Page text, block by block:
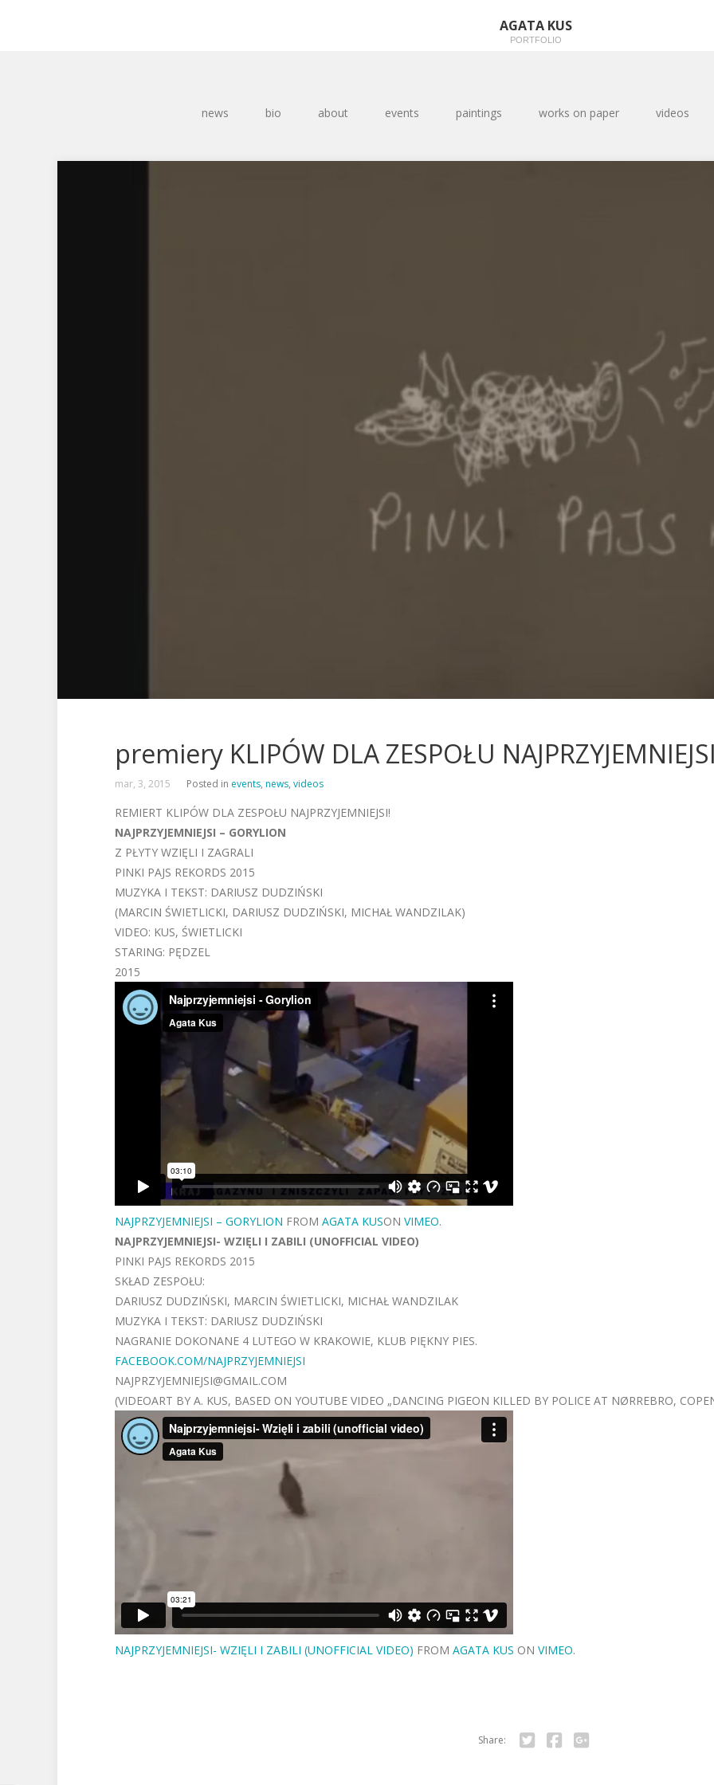
AGATA KUS
PORTFOLIO
news bio about events paintings works on paper videos
premiery KLIPÓW DLA ZESPOŁU
mar, 3, 2015 Posted in events, news, videos
REMIERT KLIPÓW DLA ZESPOŁU NAJPRZYJEMNIEJSI!
NAJPRZYJEMNIEJSI – GORYLION
Z PŁYTY WZIĘLI I ZAGRALI
PINKI PAJS REKORDS 2015
MUZYKA I TEKST: DARIUSZ DUDZIŃSKI
(MARCIN ŚWIETLICKI, DARIUSZ DUDZIŃSKI, MICHAŁ WANDZILAK)
VIDEO: KUS, ŚWIETLICKI
STARING: PĘDZEL
2015
NAJPRZYJEMNIEJSI – GORYLION FROM AGATA KUSON VIMEO.
NAJPRZYJEMNIEJSI- WZIĘLI I ZABILI (UNOFFICIAL VIDEO)
PINKI PAJS REKORDS 2015
SKŁAD ZESPOŁU:
DARIUSZ DUDZIŃSKI, MARCIN ŚWIETLICKI, MICHAŁ WANDZILAK
MUZYKA I TEKST: DARIUSZ DUDZIŃSKI
NAGRANIE DOKONANE 4 LUTEGO W KRAKOWIE, KLUB PIĘKNY PIES.
FACEBOOK.COM/NAJPRZYJEMNIEJSI
NAJPRZYJEMNIEJSI@GMAIL.COM
(VIDEOART BY A. KUS, BASED ON YOUTUBE VIDEO „DANCING PIGEON KILLED BY POLICE AT NØRREBRO,
NAJPRZYJEMNIEJSI- WZIĘLI I ZABILI (UNOFFICIAL VIDEO) FROM AGATA KUS ON VIMEO.
Share: